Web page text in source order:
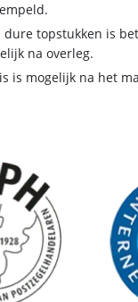
dure topstukken is
na overleg.
is mogelijk na het